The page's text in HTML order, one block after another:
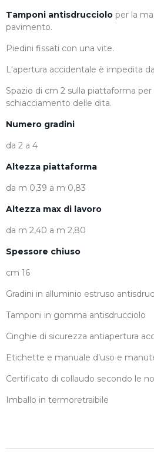
Tamponi antisdrucciolo per la
pavimento.
Piedini fissati con una vite.
L'apertura accidentale è impedita
Spazio di cm 2 sulla piattaforma per
schiacciamento delle dita.
Numero gradini
da 2 a 4
Altezza piattaforma
da m 0,39 a m 0,83
Altezza max di lavoro
da m 2,40 a m 2,80
Spessore chiuso
cm 16
Gradini in alluminio estruso
Tamponi in gomma antisdrucciolo
Cinghie di sicurezza antiapertura
Etichette e manuale d’uso e
Certificato di collaudo secondo le
Imballo in termoretraibile